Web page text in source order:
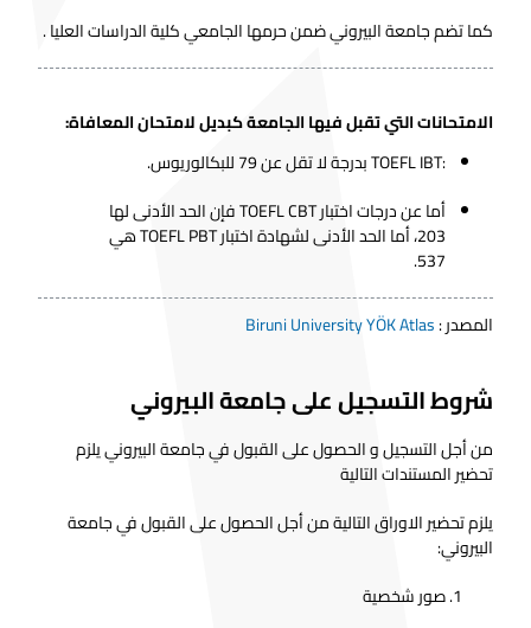
كما تضم جامعة البيروني ضمن حرمها الجامعي كلية الدراسات العليا .
الامتحانات التي تقبل فيها الجامعة كبديل لامتحان المعافاة:
:TOEFL IBT بدرجة لا تقل عن 79 للبكالوريوس.
أما عن درجات اختبار TOEFL CBT فإن الحد الأدنى لها
203، أما الحد الأدنى لشهادة اختبار TOEFL PBT هي
537.
المصدر:
Biruni University YÖK Atlas
شروط التسجيل على جامعة البيروني
من أجلالتسجيل و الحصول على القبول في جامعة البيرونييلزم
تحضير المستندات التالية
يلزم تحضير الاوراق التالية من أجل الحصول على القبول في جامعة
البيروني:
صور شخصية